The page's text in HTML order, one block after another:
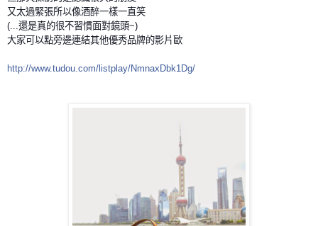
又太過緊張所以像酒醉一樣一直笑
(...還是真的很不習慣面對鏡頭~)
大家可以點旁邊連結其他優秀品牌的影片歐
http://www.tudou.com/ listplay/NmnaxDbk1Dg/